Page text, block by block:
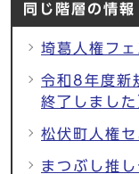
同じ階層の情報
埼葛人権フ
令和8年度新
終了しました
松伏町人権
まつぶし推